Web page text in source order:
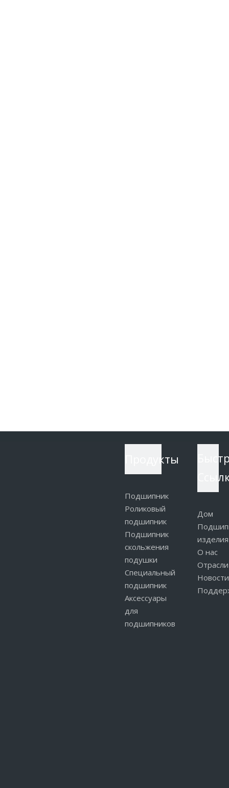
Продукты
Подшипник
Роликовый
подшипник
Подшипник
скольжения
подушки
Специальный
подшипник
Аксессуары
для
подшипников
Дом
изделия
О нас
Отрасли
Новости